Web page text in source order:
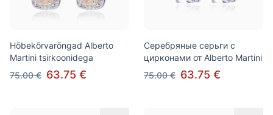
Hõbekõrvarõngad Alberto
Martini tsirkoonidega
75.00 € 63.75 €
Серебряные серьги с
цирконами от Alberto Martini
75.00 € 63.75 €